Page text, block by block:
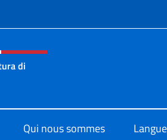
tête de menu
di
Qui nous sommes